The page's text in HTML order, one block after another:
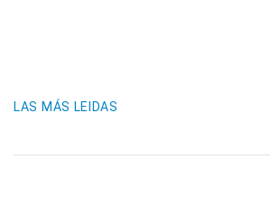
LAS MÁS LEIDAS